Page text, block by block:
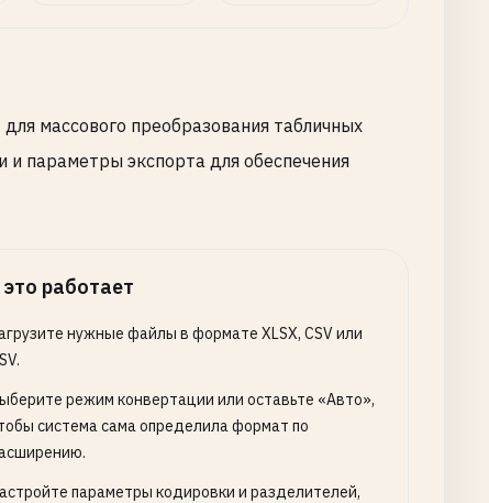
массового преобразования табличных
параметры экспорта для обеспечения
работает
нужные файлы в формате XLSX, CSV или
режим конвертации или оставьте «Авто»,
система сама определила формат по
параметры кодировки и разделителей,